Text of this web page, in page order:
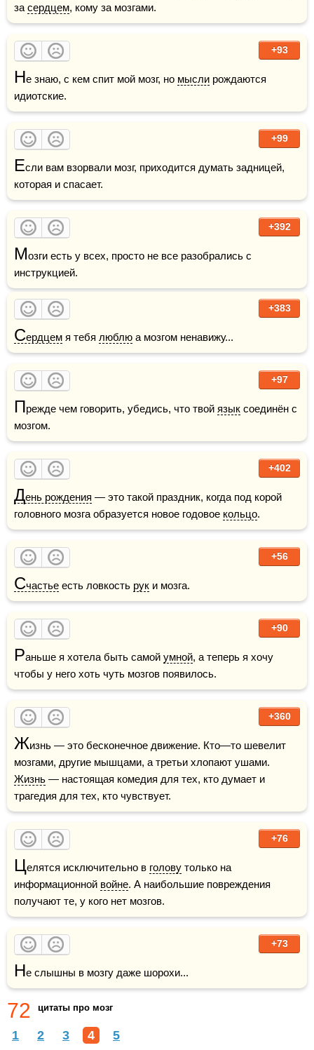
за сердцем, кому за мозгами.
+93
Не знаю, с кем спит мой мозг, но мысли рождаются
идиотские.
+99
Если вам взорвали мозг, приходится думать задницей,
которая и спасает.
+392
Мозги есть у всех, просто не все разобрались с
инструкцией.
+383
Сердцем я тебя люблю а мозгом ненавижу...
+97
Прежде чем говорить, убедись, что твой язык соединён с
мозгом.
+402
День рождения — это такой праздник, когда под корой
головного мозга образуется новое годовое кольцо.
+56
Счастье есть ловкость рук и мозга.
+90
Раньше я хотела быть самой умной, а теперь я хочу
чтобы у него хоть чуть мозгов появилось.
+360
Жизнь — это бесконечное движение. Кто—то шевелит
Жизнь — настоящая комедия для тех, кто думает и
трагедия для тех, кто чувствует.
+76
Целятся исключительно в голову только на
информационной войне. А наибольшие повреждения
получают те, у кого нет мозгов.
+73
Не слышны в мозгу даже шорохи...
72 цитаты про мозг
1 2 3 4 5